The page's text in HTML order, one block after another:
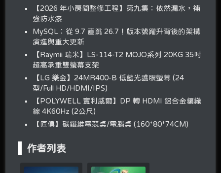
【2026 年小房間整修工程】第九集：依然漏水，補
強防水漆
MySQL：從 9.7 直跳 26.7！版本號躍升背後的架構
演進與重大更新
【Raymii 瑞米】LS-114-T2 MOJO系列 20KG 35吋
超高承重雙螢幕支架
【LG 樂金】24MR400-B 低藍光護眼螢幕 (24
型/Full HD/HDMI/IPS)
【POLYWELL 寶利威爾】DP 轉 HDMI 鋁合金編織
線 4K60Hz (2公尺)
【匠俱】碳纖維電競桌/電腦桌 (160*80*74CM)
作者列表